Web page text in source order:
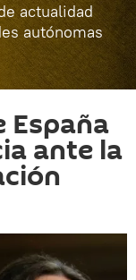
actualidad
autónomas
España
ante la